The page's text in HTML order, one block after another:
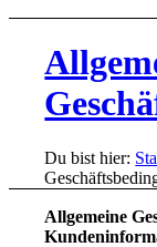
Du bist hier:
Allgemeine